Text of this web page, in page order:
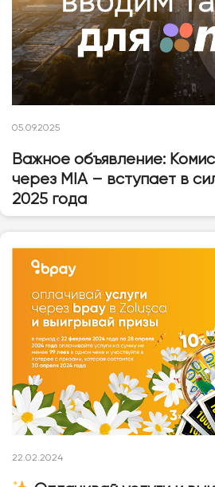
05.09.2025
Важное объявление:
через MIA – вступает в
2025 года
22.02.2024